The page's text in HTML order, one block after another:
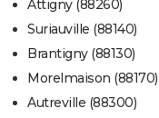
Attigny (88260)
Suriauville (88140)
Brantigny (88130)
Morelmaison (88170)
Autreville (88300)